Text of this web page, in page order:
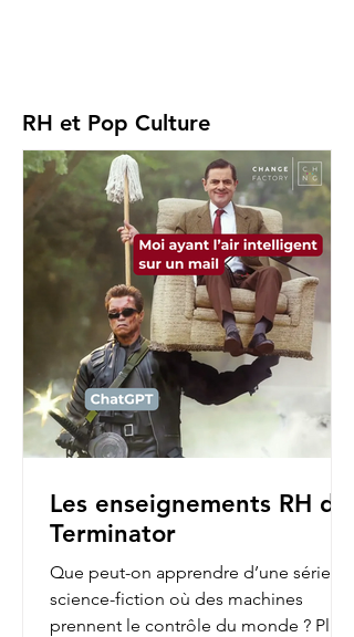
RH et Pop Culture
Les enseignements RH de
Terminator
Que peut-on apprendre d’une série de
science-fiction où des machines
prennent le contrôle du monde ? Plus